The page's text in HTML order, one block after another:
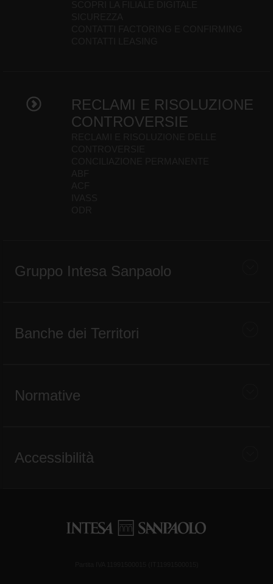
RECLAMI E RISOLUZIONE
CONTROVERSIE
Gruppo Intesa Sanpaolo
Banche dei Territori
Normative
Accessibilità